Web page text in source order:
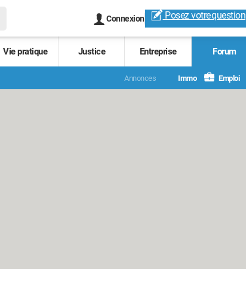
Connexion Posez votrequestion
Vie pratique Justice Entreprise Forum
Annonces Immo Emploi